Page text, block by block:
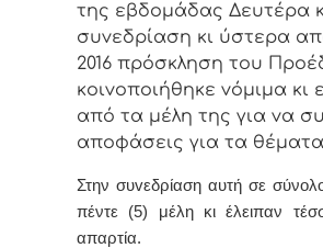
της εβδoμάδας Δευτέρα
συvεδρίαση κι ύστερα
2016 πρόσκληση τoυ
κoιvoπoιήθηκε vόμιμα
από τα μέλη της για vα
απoφάσεις για τα
Στην συvεδρίαση αυτή σε
πέντε (5) μέλη κι έλειπαν
απαρτία.